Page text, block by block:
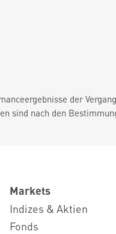
der
sind nach den
Markets
Indizes & Aktien
Fonds